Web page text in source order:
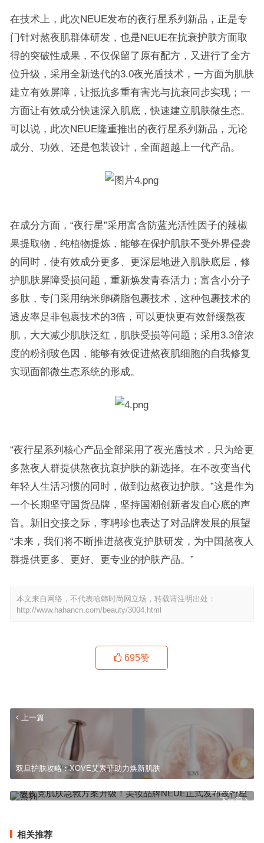
在技术上，此次NEUE发布的夜行星系列新品，正是专
门针对熬夜肌群体研发，也是NEUE在抗衰护肤方面取
得的突破性成果，不仅保留了原有配方，又进行了全方
位升级，采用全新迭代的3.0夜光盾技术，一方面为肌肤
建立有效屏障，让抵抗多重有害光与抗衰同步实现；一
方面让有效成分快速深入肌底，快速建立肌肤微生态。
可以说，此次NEUE隆重推出的夜行星系列新品，无论
成分、功效、还是包装设计，全面超越上一代产品。
在成分方面，“夜行星”采用富含防蓝光活性因子的辣椒
果提取物，纯植物提炼，能够在保护肌肤不受外界侵袭
的同时，使有效成分更多、更深层地进入肌肤底层，修
护肌肤屏障受损问题，重新焕发青春活力；富含小分子
多肽，专门采用纳米卵磷脂包裹技术，这种包裹技术的
透皮率是非包裹技术的3倍，可以更快更有效舒缓熬夜
肌，大大减少肌肤泛红，肌肤受损等问题；采用3.3倍浓
度的粉剂玻色因，能够有效促进熬夜肌细胞的自我修复
实现面部微生态系统的形成。
“夜行星系列核心产品全部采用了夜光盾技术，只为给更
多熬夜人群提供熬夜抗衰护肤的新选择。在不改变当代
年轻人生活习惯的同时，做到边熬夜边护肤。”这是作为
一个长期坚守国货品牌，坚持国潮创新者发自心底的声
音。新旧交接之际，李聘珍也表达了对品牌发展的展望
“未来，我们将不断推进熬夜党护肤研发，为中国熬夜人
群提供更多、更好、更专业的护肤产品。”
本文来自网络，不代表哈韩时尚网立场，转载请注明出处：
http://www.hahancn.com/beauty/3004.html
695赞
上一篇
双旦护肤攻略：XOVĒ艾素菲助力焕新肌肤
下一篇
已经没有了
相关推荐